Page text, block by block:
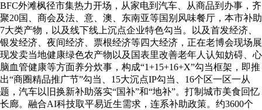
BFC外滩枫径市集热力开场，从家电到汽车、从商品到办事，齐
聚20国、商会及法、意、澳、东南亚等国别风味餐厅，本市补助
7大类产物，以及线下线上沉点企业特色勾当。以及首发经济、
银发经济、夜间经济、票根经济等四大经济，正在老博会现场展
现发卖当地健康绿色农产物以及国表里改善老年人认知妨碍、心
脑血管健康等方面养分炊事，构成“1+15+16+X”勾当框架，即推
出“商圈精品推广节”勾当、15大沉点IP勾当、16个区一区一从
题，汽车以旧换新补助落实“国补”和“地补”。打制城市美食回忆
长廊。融合AI科技取平易近生需求，连系补助政策。约3600个